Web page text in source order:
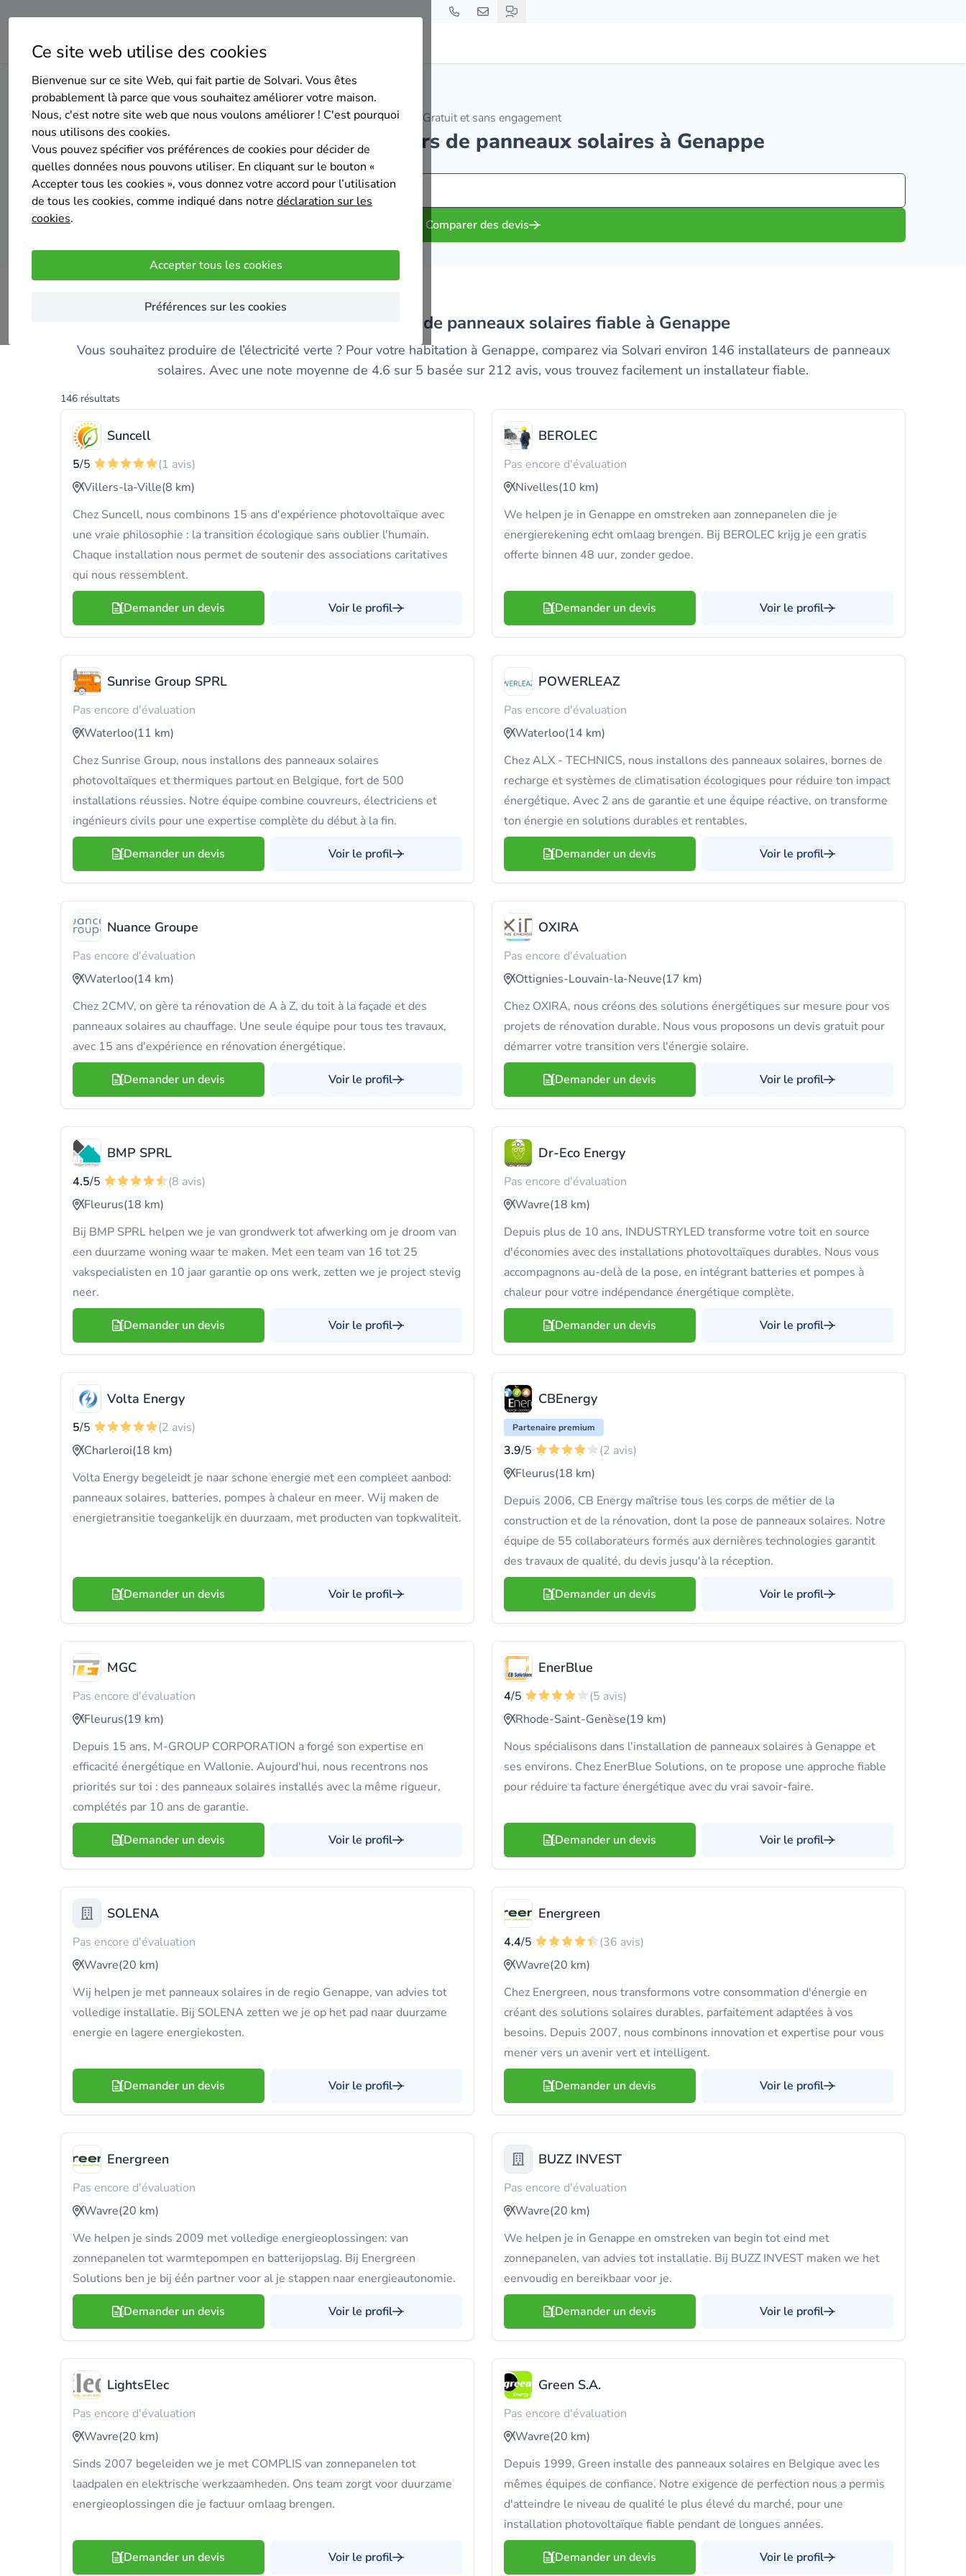
Ce site web utilise des cookies
Bienvenue sur ce site Web, qui fait partie de Solvari. Vous êtes
probablement là parce que vous souhaitez améliorer votre maison.
Nous, c'est notre site web que nous voulons améliorer ! C'est pourquoi
nous utilisons des cookies.
Vous pouvez spécifier vos préférences de cookies pour décider de
quelles données nous pouvons utiliser. En cliquant sur le bouton «
Accepter tous les cookies », vous donnez votre accord pour l’utilisation
de tous les cookies, comme indiqué dans notre déclaration sur les
cookies.
Accepter tous les cookies
Préférences sur les cookies
Home Panneaux solaires Brabant wallon Genappe
Gratuit et sans engagement
Top 20 des installateurs de panneaux solaires à Genappe
Comparer des devis
Trouvez un installateur de panneaux solaires fiable à Genappe
Vous souhaitez produire de l’électricité verte ? Pour votre habitation à Genappe, comparez via Solvari environ 146 installateurs de panneaux
solaires. Avec une note moyenne de 4.6 sur 5 basée sur 212 avis, vous trouvez facilement un installateur fiable.
146 résultats
Suncell
5/5
(1 avis)
Villers-la-Ville(8 km)
Chez Suncell, nous combinons 15 ans d'expérience photovoltaïque avec
une vraie philosophie : la transition écologique sans oublier l'humain.
Chaque installation nous permet de soutenir des associations caritatives
qui nous ressemblent.
Demander un devis Voir le profil
BEROLEC
Pas encore d'évaluation
Nivelles(10 km)
We helpen je in Genappe en omstreken aan zonnepanelen die je
energierekening echt omlaag brengen. Bij BEROLEC krijg je een gratis
offerte binnen 48 uur, zonder gedoe.
Demander un devis Voir le profil
Sunrise Group SPRL
Pas encore d'évaluation
Waterloo(11 km)
Chez Sunrise Group, nous installons des panneaux solaires
photovoltaïques et thermiques partout en Belgique, fort de 500
installations réussies. Notre équipe combine couvreurs, électriciens et
ingénieurs civils pour une expertise complète du début à la fin.
Demander un devis Voir le profil
POWERLEAZ
Pas encore d'évaluation
Waterloo(14 km)
Chez ALX - TECHNICS, nous installons des panneaux solaires, bornes de
recharge et systèmes de climatisation écologiques pour réduire ton impact
énergétique. Avec 2 ans de garantie et une équipe réactive, on transforme
ton énergie en solutions durables et rentables.
Demander un devis Voir le profil
Nuance Groupe
Pas encore d'évaluation
Waterloo(14 km)
Chez 2CMV, on gère ta rénovation de A à Z, du toit à la façade et des
panneaux solaires au chauffage. Une seule équipe pour tous tes travaux,
avec 15 ans d'expérience en rénovation énergétique.
Demander un devis Voir le profil
OXIRA
Pas encore d'évaluation
Ottignies-Louvain-la-Neuve(17 km)
Chez OXIRA, nous créons des solutions énergétiques sur mesure pour vos
projets de rénovation durable. Nous vous proposons un devis gratuit pour
démarrer votre transition vers l'énergie solaire.
Demander un devis Voir le profil
BMP SPRL
4.5/5
(8 avis)
Fleurus(18 km)
Bij BMP SPRL helpen we je van grondwerk tot afwerking om je droom van
een duurzame woning waar te maken. Met een team van 16 tot 25
vakspecialisten en 10 jaar garantie op ons werk, zetten we je project stevig
neer.
Demander un devis Voir le profil
Dr-Eco Energy
Pas encore d'évaluation
Wavre(18 km)
Depuis plus de 10 ans, INDUSTRYLED transforme votre toit en source
d'économies avec des installations photovoltaïques durables. Nous vous
accompagnons au-delà de la pose, en intégrant batteries et pompes à
chaleur pour votre indépendance énergétique complète.
Demander un devis Voir le profil
Volta Energy
5/5
(2 avis)
Charleroi(18 km)
Volta Energy begeleidt je naar schone energie met een compleet aanbod:
panneaux solaires, batteries, pompes à chaleur en meer. Wij maken de
energietransitie toegankelijk en duurzaam, met producten van topkwaliteit.
Demander un devis Voir le profil
CBEnergy
Partenaire premium
3.9/5
(2 avis)
Fleurus(18 km)
Depuis 2006, CB Energy maîtrise tous les corps de métier de la
construction et de la rénovation, dont la pose de panneaux solaires. Notre
équipe de 55 collaborateurs formés aux dernières technologies garantit
des travaux de qualité, du devis jusqu'à la réception.
Demander un devis Voir le profil
MGC
Pas encore d'évaluation
Fleurus(19 km)
Depuis 15 ans, M-GROUP CORPORATION a forgé son expertise en
efficacité énergétique en Wallonie. Aujourd'hui, nous recentrons nos
priorités sur toi : des panneaux solaires installés avec la même rigueur,
complétés par 10 ans de garantie.
Demander un devis Voir le profil
EnerBlue
4/5
(5 avis)
Rhode-Saint-Genèse(19 km)
Nous spécialisons dans l'installation de panneaux solaires à Genappe et
ses environs. Chez EnerBlue Solutions, on te propose une approche fiable
pour réduire ta facture énergétique avec du vrai savoir-faire.
Demander un devis Voir le profil
SOLENA
Pas encore d'évaluation
Wavre(20 km)
Wij helpen je met panneaux solaires in de regio Genappe, van advies tot
volledige installatie. Bij SOLENA zetten we je op het pad naar duurzame
energie en lagere energiekosten.
Demander un devis Voir le profil
Energreen
4.4/5
(36 avis)
Wavre(20 km)
Chez Energreen, nous transformons votre consommation d'énergie en
créant des solutions solaires durables, parfaitement adaptées à vos
besoins. Depuis 2007, nous combinons innovation et expertise pour vous
mener vers un avenir vert et intelligent.
Demander un devis Voir le profil
Energreen
Pas encore d'évaluation
Wavre(20 km)
We helpen je sinds 2009 met volledige energieoplossingen: van
zonnepanelen tot warmtepompen en batterijopslag. Bij Energreen
Solutions ben je bij één partner voor al je stappen naar energieautonomie.
Demander un devis Voir le profil
BUZZ INVEST
Pas encore d'évaluation
Wavre(20 km)
We helpen je in Genappe en omstreken van begin tot eind met
zonnepanelen, van advies tot installatie. Bij BUZZ INVEST maken we het
eenvoudig en bereikbaar voor je.
Demander un devis Voir le profil
LightsElec
Pas encore d'évaluation
Wavre(20 km)
Sinds 2007 begeleiden we je met COMPLIS van zonnepanelen tot
laadpalen en elektrische werkzaamheden. Ons team zorgt voor duurzame
energieoplossingen die je factuur omlaag brengen.
Demander un devis Voir le profil
Green S.A.
Pas encore d'évaluation
Wavre(20 km)
Depuis 1999, Green installe des panneaux solaires en Belgique avec les
mêmes équipes de confiance. Notre exigence de perfection nous a permis
d'atteindre le niveau de qualité le plus élevé du marché, pour une
installation photovoltaïque fiable pendant de longues années.
Demander un devis Voir le profil